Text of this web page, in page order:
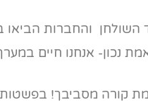
השולחן והחברות
נכון- אנחנו חיים
קורה מסביבך! בפשטות